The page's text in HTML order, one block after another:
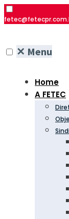
✕ Menu
Home
A FETEC